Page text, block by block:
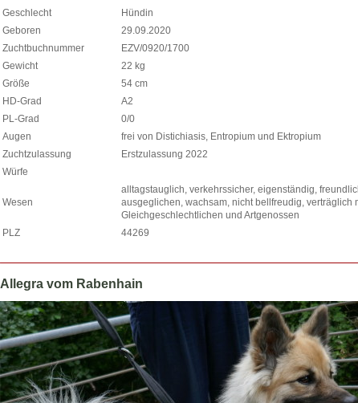
Geschlecht
Hündin
Geboren
29.09.2020
Zuchtbuchnummer
EZV/0920/1700
Gewicht
22 kg
Größe
54 cm
HD-Grad
A2
PL-Grad
0/0
Augen
frei von Distichiasis, Entropium und Ektropium
Zuchtzulassung
Erstzulassung 2022
Würfe
Wesen
alltagstauglich, verkehrssicher, eigenständig,
ausgeglichen, wachsam, nicht bellfreudig, verträglich
Gleichgeschlechtlichen und Artgenossen
PLZ
44269
Allegra vom Rabenhain